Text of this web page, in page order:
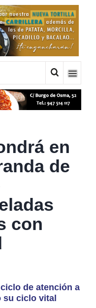
en
de
con
de atención a
su ciclo vital